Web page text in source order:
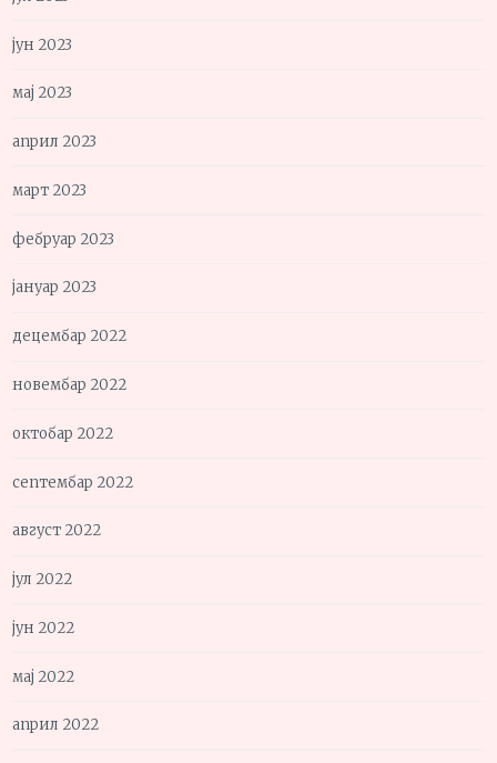
јун 2023
мај 2023
април 2023
март 2023
фебруар 2023
јануар 2023
децембар 2022
новембар 2022
октобар 2022
септембар 2022
август 2022
јул 2022
јун 2022
мај 2022
април 2022